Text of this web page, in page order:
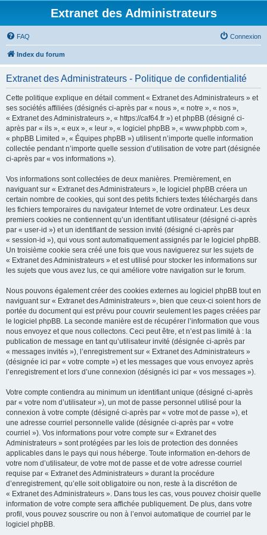
Extranet des Administrateurs
FAQ Connexion
Index du forum
Extranet des Administrateurs - Politique de confidentialité
Cette politique explique en détail comment « Extranet des Administrateurs » et
ses sociétés affiliées (désignés ci-après par « nous », « notre », « nos »,
« Extranet des Administrateurs », « https://caf64.fr ») et phpBB (désigné ci-
après par « ils », « eux », « leur », « logiciel phpBB », « www.phpbb.com »,
« phpBB Limited », « Équipes phpBB ») utilisent n’importe quelle information
collectée pendant n’importe quelle session d’utilisation de votre part (désignée
ci-après par « vos informations »).
Vos informations sont collectées de deux manières. Premièrement, en
naviguant sur « Extranet des Administrateurs », le logiciel phpBB créera un
certain nombre de cookies, qui sont des petits fichiers textes téléchargés dans
les fichiers temporaires du navigateur Internet de votre ordinateur. Les deux
premiers cookies ne contiennent qu’un identifiant utilisateur (désigné ci-après
par « user-id ») et un identifiant de session invité (désigné ci-après par
« session-id »), qui vous sont automatiquement assignés par le logiciel phpBB.
Un troisième cookie sera créé une fois que vous naviguerez sur les sujets de
« Extranet des Administrateurs » et est utilisé pour stocker les informations sur
les sujets que vous avez lus, ce qui améliore votre navigation sur le forum.
Nous pouvons également créer des cookies externes au logiciel phpBB tout en
naviguant sur « Extranet des Administrateurs », bien que ceux-ci soient hors de
portée du document qui est prévu pour couvrir seulement les pages créées par
le logiciel phpBB. La seconde manière est de récupérer l’information que vous
nous envoyez et que nous collectons. Ceci peut être, et n’est pas limité à : la
publication de message en tant qu’utilisateur invité (désignée ci-après par
« messages invités »), l’enregistrement sur « Extranet des Administrateurs »
(désignée ici par « votre compte ») et les messages que vous envoyez après
l’enregistrement et lors d’une connexion (désignés ici par « vos messages »).
Votre compte contiendra au minimum un identifiant unique (désigné ci-après
par « votre nom d’utilisateur »), un mot de passe personnel utilisé pour la
connexion à votre compte (désigné ci-après par « votre mot de passe »), et
une adresse courriel personnelle valide (désignée ci-après par « votre
courriel »). Vos informations pour votre compte sur « Extranet des
Administrateurs » sont protégées par les lois de protection des données
applicables dans le pays qui nous héberge. Toute information en-dehors de
votre nom d’utilisateur, de votre mot de passe et de votre adresse courriel
requise par « Extranet des Administrateurs » durant la procédure
d’enregistrement, qu’elle soit obligatoire ou non, reste à la discrétion de
« Extranet des Administrateurs ». Dans tous les cas, vous pouvez choisir quelle
information de votre compte sera affichée publiquement. De plus, dans votre
profil, vous pouvez souscrire ou non à l’envoi automatique de courriel par le
logiciel phpBB.